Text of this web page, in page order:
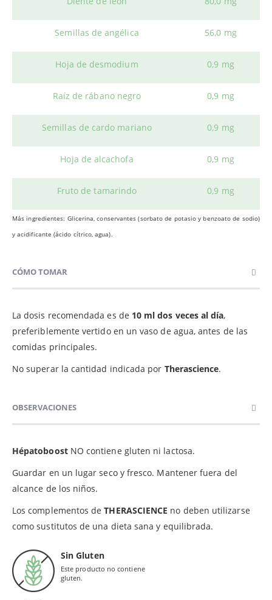
Semillas de angélica 56,0 mg
Hoja de desmodium 0,9 mg
Raíz de rábano negro 0,9 mg
Semillas de cardo mariano 0,9 mg
Hoja de alcachofa 0,9 mg
Fruto de tamarindo 0,9 mg
Más ingredientes: Glicerina, conservantes (sorbato de potasio y benzoato de sodio)
y acidificante (ácido cítrico, agua).
CÓMO TOMAR
La dosis recomendada es de 10 ml dos veces al día,
preferiblemente vertido en un vaso de agua, antes de las
comidas principales.
No superar la cantidad indicada por Therascience.
OBSERVACIONES
HépatoboostNO contiene gluten ni lactosa.
Guardar en un lugar seco y fresco. Mantener fuera del
alcance de los niños.
Los complementos deTHERASCIENCE no deben utilizarse
como sustitutos de una dieta sana y equilibrada.
Sin Gluten
Este producto no contiene
gluten.